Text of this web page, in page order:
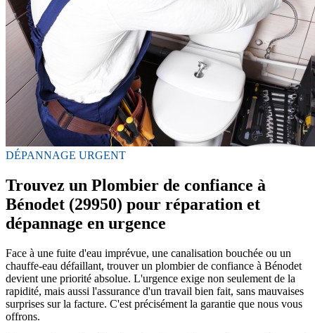
DÉPANNAGE URGENT
Trouvez un Plombier de confiance à
Bénodet (29950) pour réparation et
dépannage en urgence
Face à une fuite d'eau imprévue, une canalisation bouchée ou un
chauffe-eau défaillant, trouver un plombier de confiance à Bénodet
devient une priorité absolue. L'urgence exige non seulement de la
rapidité, mais aussi l'assurance d'un travail bien fait, sans mauvaises
surprises sur la facture. C'est précisément la garantie que nous vous
offrons.